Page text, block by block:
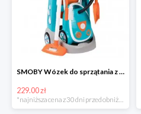
SMOBY Wózek do sprzątania z odkurzaczem
229.00 zł